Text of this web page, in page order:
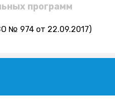
программ
№ 974 от 22.09.2017)